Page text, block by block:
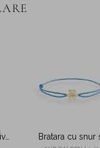
Bratara cu snur
pandantiv ursulet